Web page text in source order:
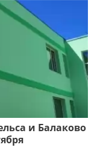
и Балаково